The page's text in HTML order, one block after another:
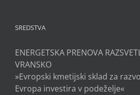
SREDSTVA
ENERGETSKA PRENOVA
VRANSKO
»Evropski kmetijski sklad za
Evropa investira v podeželje«